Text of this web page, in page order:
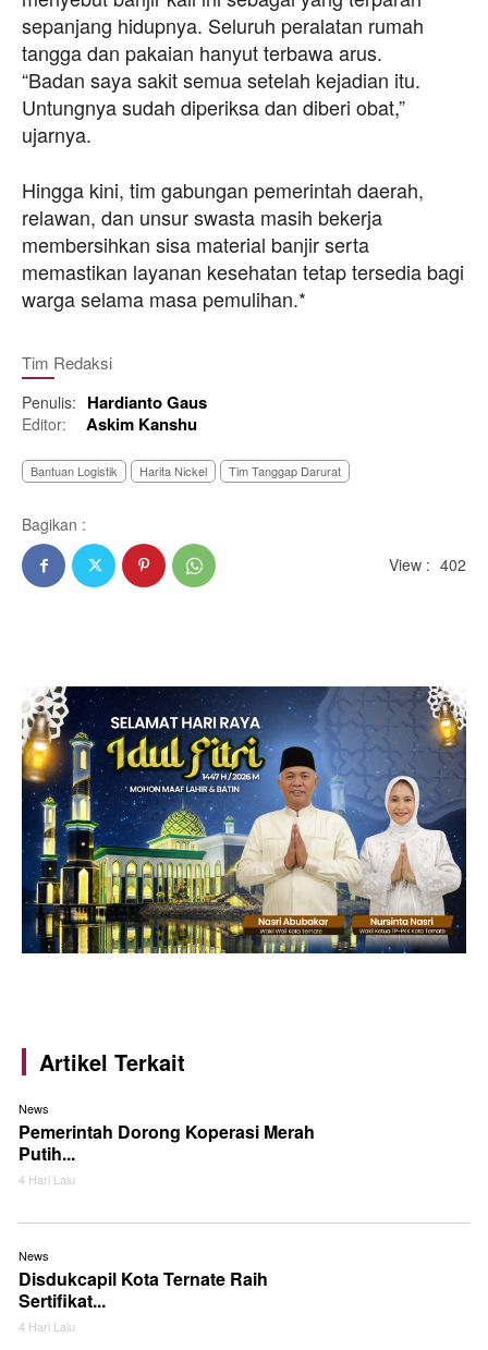
sepanjang hidupnya. Seluruh peralatan rumah
tangga dan pakaian hanyut terbawa arus.
“Badan saya sakit semua setelah kejadian itu.
Untungnya sudah diperiksa dan diberi obat,”
ujarnya.
Hingga kini, tim gabungan pemerintah daerah,
relawan, dan unsur swasta masih bekerja
membersihkan sisa material banjir serta
memastikan layanan kesehatan tetap tersedia bagi
warga selama masa pemulihan.*
Tim Redaksi
Penulis: Hardianto Gaus
Editor: Askim Kanshu
Bantuan Logistik Harita Nickel Tim Tanggap Darurat
Bagikan :
View : 402
Artikel Terkait
News
Pemerintah Dorong Koperasi Merah
Putih...
4 Hari Lalu
News
Disdukcapil Kota Ternate Raih
Sertifikat...
4 Hari Lalu